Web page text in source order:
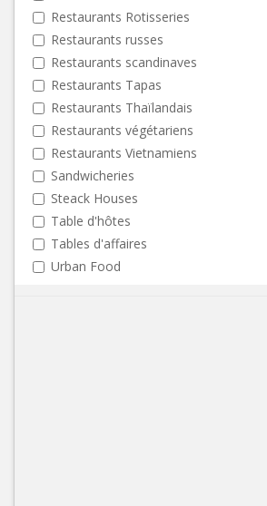
Restaurants Rotisseries
Restaurants russes
Restaurants scandinaves
Restaurants Tapas
Restaurants Thaïlandais
Restaurants végétariens
Restaurants Vietnamiens
Sandwicheries
Steack Houses
Table d'hôtes
Tables d'affaires
Urban Food